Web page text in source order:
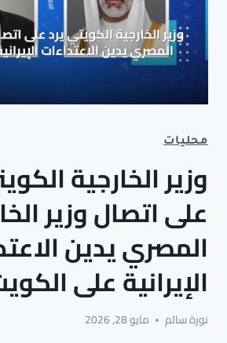
محليات
وزير الخارجية
على اتصال وزير
المصري يدين
الإيرانية على
نورة سالم مايو 28, 2026